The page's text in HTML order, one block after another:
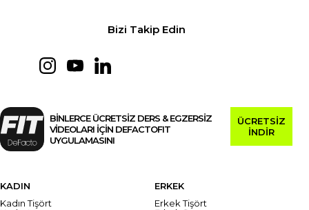
Bizi Takip Edin
BİNLERCE ÜCRETSİZ DERS & EGZERSİZ
VİDEOLARI İÇİN DEFACTOFIT
UYGULAMASINI
ÜCRETSİZ
İNDİR
KADIN
Kadın Tişört
ERKEK
Erkek Tişört